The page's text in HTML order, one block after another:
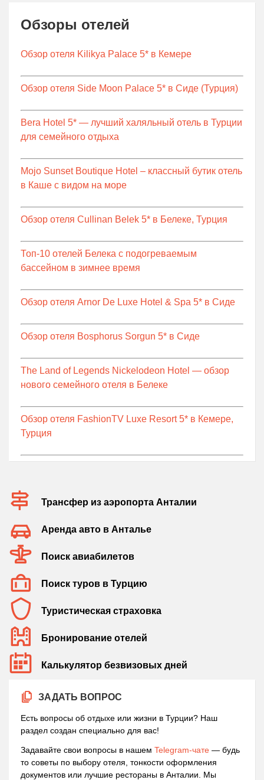
Обзоры отелей
Обзор отеля Kilikya Palace 5* в Кемере
Обзор отеля Side Moon Palace 5* в Сиде (Турция)
Bera Hotel 5* — лучший халяльный отель в Турции
для семейного отдыха
Mojo Sunset Boutique Hotel – классный бутик отель
в Каше с видом на море
Обзор отеля Cullinan Belek 5* в Белеке, Турция
Топ-10 отелей Белека с подогреваемым
бассейном в зимнее время
Обзор отеля Arnor De Luxe Hotel & Spa 5* в Сиде
Обзор отеля Bosphorus Sorgun 5* в Сиде
The Land of Legends Nickelodeon Hotel — обзор
нового семейного отеля в Белеке
Обзор отеля FashionTV Luxe Resort 5* в Кемере,
Турция
Трансфер из аэропорта Анталии
Аренда авто в Анталье
Поиск авиабилетов
Поиск туров в Турцию
Туристическая страховка
Бронирование отелей
Калькулятор безвизовых дней
ЗАДАТЬ ВОПРОС
Есть вопросы об отдыхе или жизни в Турции? Наш
раздел создан специально для вас!
Задавайте свои вопросы в нашем Telegram-чате — будь
то советы по выбору отеля, тонкости оформления
документов или лучшие рестораны в Анталии. Мы